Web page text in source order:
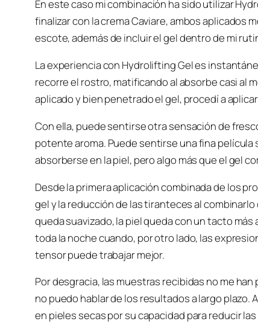
En este caso mi combinación ha sido utilizar
finalizar con la crema Caviare, ambos aplicados
escote, además de incluir el gel dentro de mi
La experiencia con Hydrolifting Gel es
recorre el rostro, matificando al absorbe casi al
aplicado y bien penetrado el gel, procedí a
Con ella, puede sentirse otra sensación de
potente aroma. Puede sentirse una fina
absorberse en la piel, pero algo más que el gel
Desde la primera aplicación combinada de los
gel y la reducción de las tiranteces al
queda suavizado, la piel queda con un tacto
toda la noche cuando, por otro lado, las
tensor puede trabajar mejor.
Por desgracia, las muestras recibidas no me
no puedo hablar de los resultados a largo
en pieles secas por su capacidad para reducir